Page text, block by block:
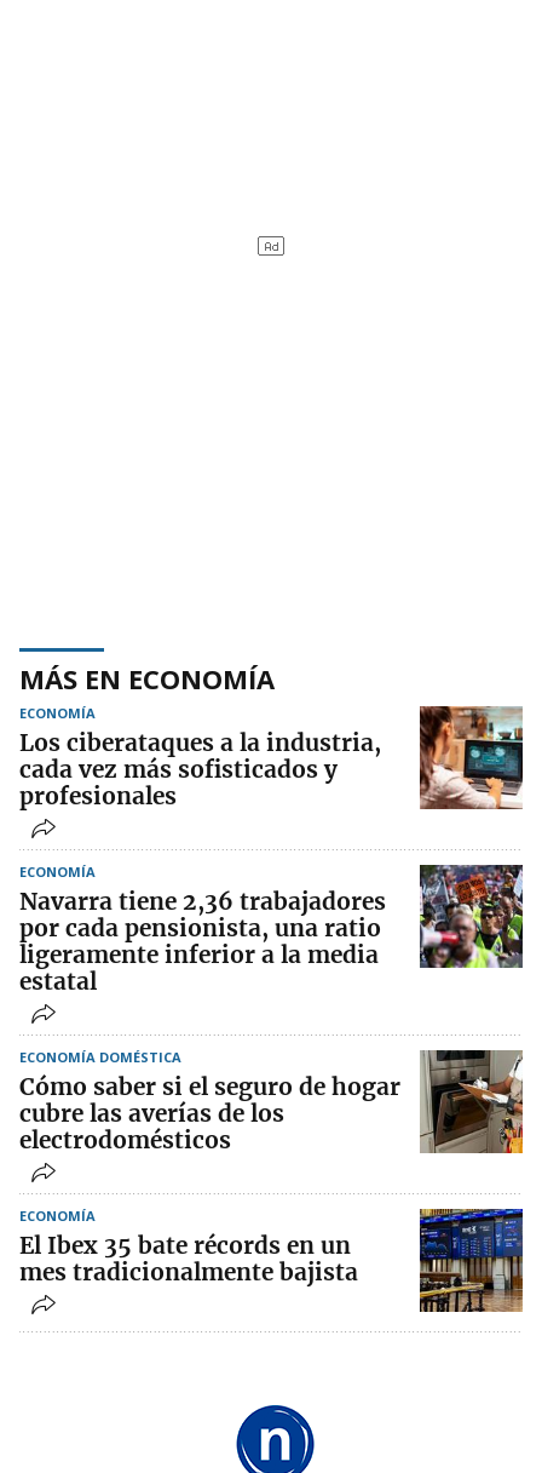
MÁS EN ECONOMÍA
ECONOMÍA
Los ciberataques a la industria,
cada vez más sofisticados y
profesionales
ECONOMÍA
Navarra tiene 2,36 trabajadores
por cada pensionista, una ratio
ligeramente inferior a la media
estatal
ECONOMÍA DOMÉSTICA
Cómo saber si el seguro de hogar
cubre las averías de los
electrodomésticos
ECONOMÍA
El Ibex 35 bate récords en un
mes tradicionalmente bajista